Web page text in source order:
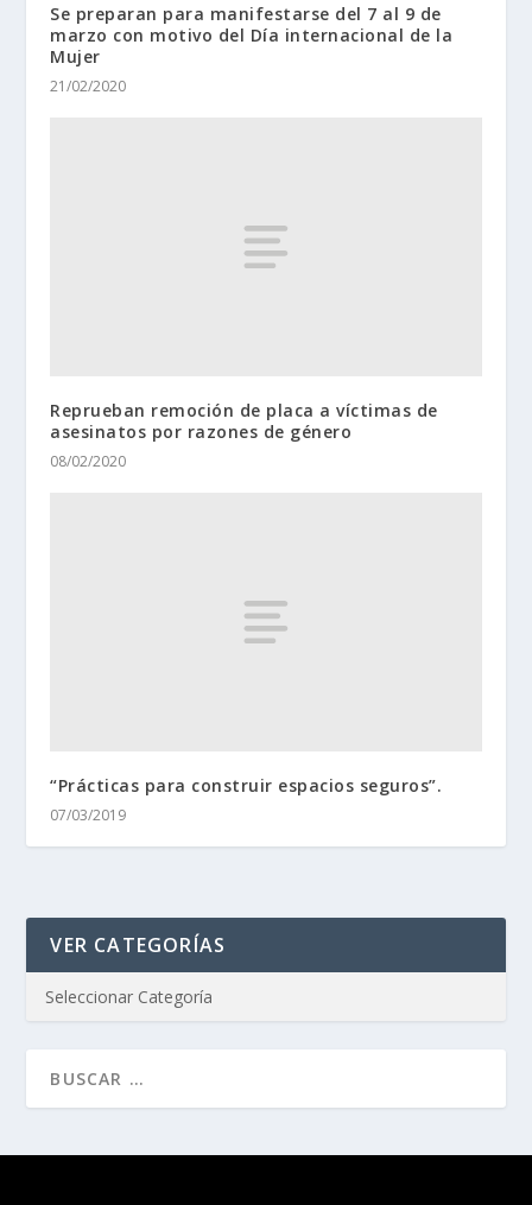
Se preparan para manifestarse del 7 al 9 de
marzo con motivo del Día internacional de la
Mujer
21/02/2020
Reprueban remoción de placa a víctimas de
asesinatos por razones de género
08/02/2020
“Prácticas para construir espacios seguros”.
07/03/2019
VER CATEGORÍAS